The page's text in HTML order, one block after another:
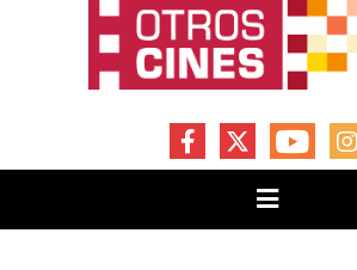
FACEBOOK